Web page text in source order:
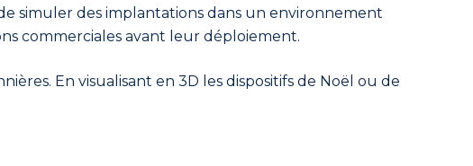
simuler des implantations dans un environnement
commerciales avant leur déploiement.
En visualisant en 3D les dispositifs de Noël ou de